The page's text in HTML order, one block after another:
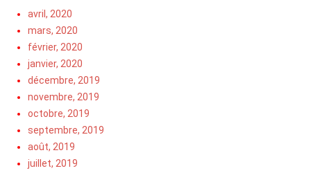
avril, 2020
mars, 2020
février, 2020
janvier, 2020
décembre, 2019
novembre, 2019
octobre, 2019
septembre, 2019
août, 2019
juillet, 2019